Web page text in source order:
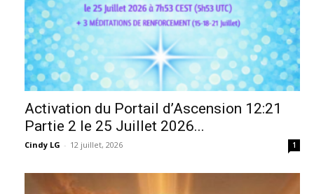
Activation du Portail d’Ascension 12:21
Partie 2 le 25 Juillet 2026...
Cindy LG - 12 juillet, 2026 1